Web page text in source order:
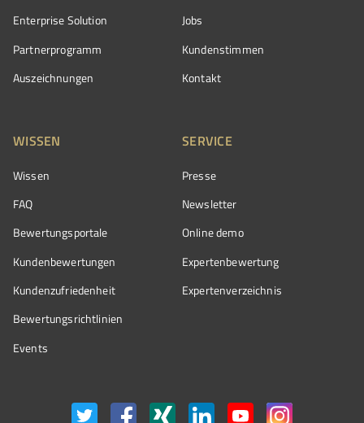
Enterprise Solution
Partnerprogramm
Auszeichnungen
Jobs
Kundenstimmen
Kontakt
WISSEN
Wissen
FAQ
Bewertungsportale
Kundenbewertungen
Kundenzufriedenheit
Bewertungs­richtlinien
Events
SERVICE
Presse
Newsletter
Online demo
Expertenbewertung
Expertenverzeichnis